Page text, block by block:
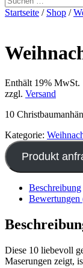
Startseite / Shop /
Enthält 19% MwSt.
zzgl. Versand
10
Kategorie:
Produkt
Beschreibung
Bewertungen
Diese 10 liebevoll
Maserungen zeigt,